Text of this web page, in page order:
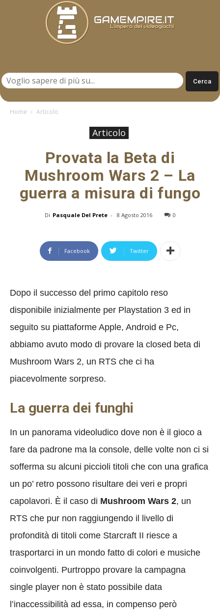
Home Articolo
Articolo
Provata la Beta di
Mushroom Wars 2 – La
guerra a misura di fungo
Di Pasquale Del Prete - 8 Agosto 2016 0
Facebook Twitter
Dopo il successo del primo capitolo reso
disponibile inizialmente per Playstation 3 ed in
seguito su piattaforme Apple, Android e Pc,
abbiamo avuto modo di provare la closed beta di
Mushroom Wars 2, un RTS che ci ha
piacevolmente sorpreso.
La guerra dei funghi
In un panorama videoludico dove non è il gioco a
fare da padrone ma la console, delle volte non ci si
sofferma su alcuni piccioli titoli che con una grafica
un po’ retro possono risultare dei veri e propri
capolavori. È il caso di Mushroom Wars 2, un
RTS che pur non raggiungendo il livello di
profondità di titoli come Starcraft II riesce a
trasportarci in un mondo fatto di colori e musiche
coinvolgenti. Purtroppo provare la campagna
single player non è stato possibile data
l’inaccessibilità ad essa, in compenso però